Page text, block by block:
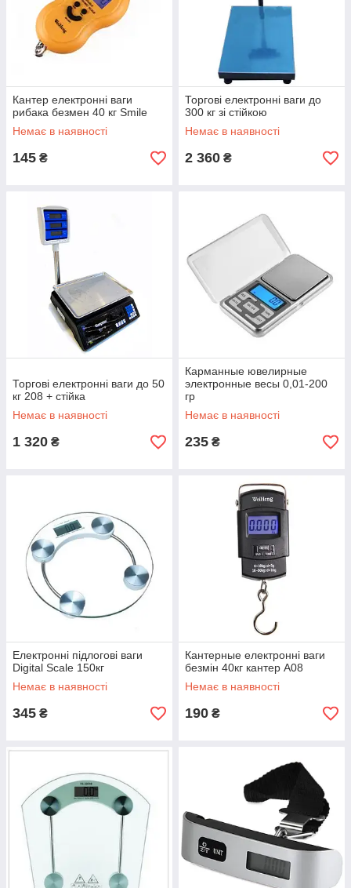
Кантер електронні ваги
рибака безмен 40 кг Smile
Немає в наявності
145 ₴
Торгові електронні ваги до
300 кг зі стійкою
Немає в наявності
2 360 ₴
Торгові електронні ваги до 50
кг 208 + стійка
Немає в наявності
1 320 ₴
Карманные ювелирные
электронные весы 0,01-200
гр
Немає в наявності
235 ₴
Електронні підлогові ваги
Digital Scale 150кг
Немає в наявності
345 ₴
Кантерные електронні ваги
безмін 40кг кантер A08
Немає в наявності
190 ₴